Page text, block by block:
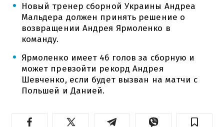
Новый тренер сборной Украины Андреа
Мальдера должен принять решение о
возвращении Андрея Ярмоленко в
команду.
Ярмоленко имеет 46 голов за сборную и
может превзойти рекорд Андрея
Шевченко, если будет вызван на матчи с
Польшей и Данией.